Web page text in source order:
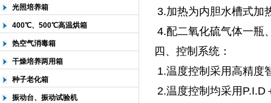
光照培养箱
400℃、500℃高温烘箱
热空气消毒箱
干燥培养两用箱
种子老化箱
振动台、振动试验机
3.加热为内胆水槽式加
4.配二氧化硫气体一瓶
四、控制系统：
1.温度控制采用高精度
2.温度控制均采用